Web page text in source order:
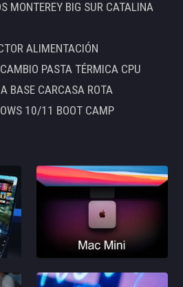
MONTEREY BIG SUR CATALINA
ALIMENTACIÓN
PASTA TÉRMICA CPU
BASE CARCASA ROTA
10/11 BOOT CAMP